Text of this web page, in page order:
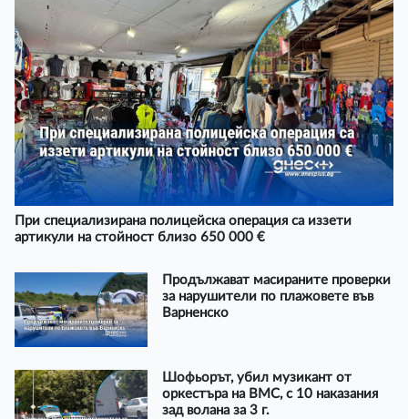
При специализирана полицейска операция са иззети
артикули на стойност близо 650 000 €
Продължават масираните проверки
за нарушители по плажовете във
Варненско
Шофьорът, убил музикант от
оркестъра на ВМС, с 10 наказания
зад волана за 3 г.